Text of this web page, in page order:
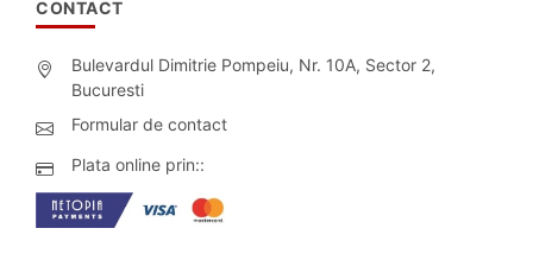
CONTACT
Bulevardul Dimitrie Pompeiu, Nr. 10A, Sector 2,
Bucuresti
Formular de contact
Plata online prin::